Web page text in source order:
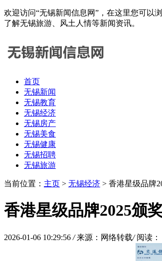
欢迎访问“无锡新闻信息网”，在这里您可以
了解无锡旅游、风土人情等新闻资讯。
首页
无锡新闻
无锡教育
无锡经济
无锡房产
无锡美食
无锡健康
无锡招聘
无锡旅游
当前位置： 主页 > 无锡经济 > 香港星级品牌
香港星级品牌2025颁
2026-01-06 10:29:56 / 来源：网络转载/ 阅读：